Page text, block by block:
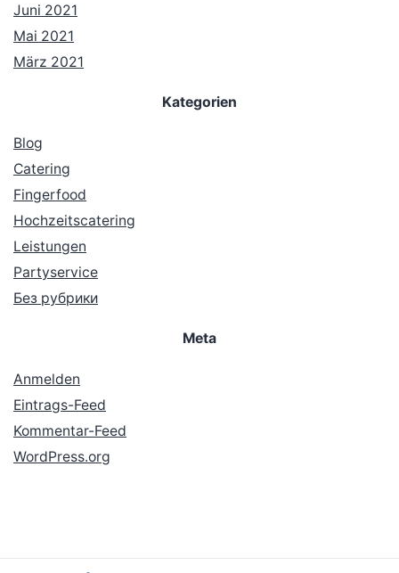
Juni 2021
Mai 2021
März 2021
Kategorien
Blog
Catering
Fingerfood
Hochzeitscatering
Leistungen
Partyservice
Без рубрики
Meta
Anmelden
Eintrags-Feed
Kommentar-Feed
WordPress.org